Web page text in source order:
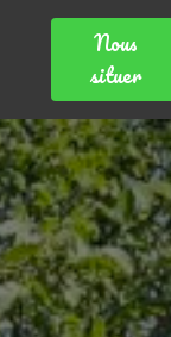
Nous
situer